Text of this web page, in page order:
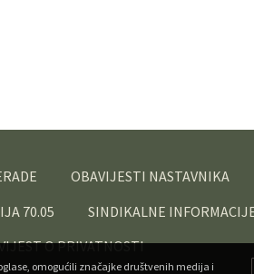
OBAVIJESTI NASTAVNIKA
70.05 SINDIKALNE
O PRIVATNOSTI
omogućili značajke društvenih medija i